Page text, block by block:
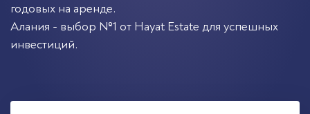
годовых на аренде.
Алания - выбор №1 от Hayat Estate для успешных
инвестиций.